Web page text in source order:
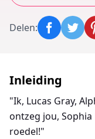
Delen:
Inleiding
"Ik, Lucas Gray,
ontzeg jou,
roedel!"